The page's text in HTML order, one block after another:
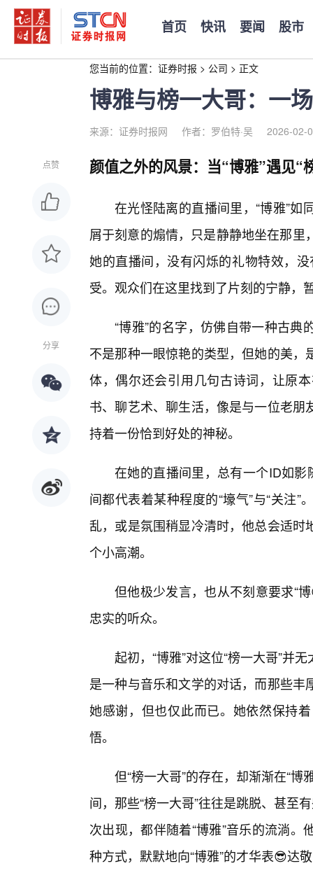
首页 快讯 要闻 股市
您当前的位置： 证券时报 > 公司 > 正文
博雅与榜一大哥：一
来源：证券时报网 作者：罗伯特·吴 2026-02-
点赞
分享
颜值之外的风景：当“博雅”遇见“
在光怪陆离的直播间里，“博雅”
屑于刻意的煽情，只是静静地坐在那
她的直播间，没有闪烁的礼物特效，
受。观众们在这里找到了片刻的宁静，
“博雅”的名字，仿佛自带一种古
不是那种一眼惊艳的类型，但她的美
体，偶尔还会引用几句古诗词，让原
书、聊艺术、聊生活，像是与一位老
持着一份恰到好处的神秘。
在她的直播间里，总有一个ID如
间都代表着某种程度的“壕气”与“关注
乱，或是氛围稍显冷清时，他总会适
个小高潮。
但他极少发言，也从不刻意要求“
忠实的听众。
起初，“博雅”对这位“榜一大哥”并
是一种与音乐和文学的对话，而那些
她感谢，但也仅此而已。她依然保持
悟。
但“榜一大哥”的存在，却渐渐在“
间，那些“榜一大哥”往往是跳脱、甚至
次出现，都伴随着“博雅”音乐的流淌
种方式，默默地向“博雅”的才华表😎达